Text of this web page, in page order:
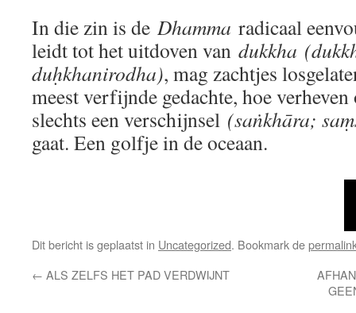
In die zin is de Dhamma radicaal
leidt tot het uitdoven van dukkha
duḥkhanirodha), mag zachtjes
meest verfijnde gedachte, hoe
slechts een verschijnsel (saṅkhāra;
gaat. Een golfje in de oceaan.
Dit bericht is geplaatst in Uncategorized. Bookmark de
← ALS ZELFS HET PAD VERDWIJNT